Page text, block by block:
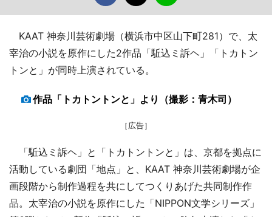
KAAT 神奈川芸術劇場（横浜市中区山下町281）で、太
宰治の小説を原作にした2作品「駈込ミ訴ヘ」「トカトン
トンと」が同時上演されている。
作品「トカトントンと」より（撮影：青木司）
［広告］
「駈込ミ訴ヘ」と「トカトントンと」は、京都を拠点に
活動している劇団「地点」と、KAAT 神奈川芸術劇場が企
画段階から制作過程を共にしてつくりあげた共同制作作
品。太宰治の小説を原作にした「NIPPON文学シリーズ」